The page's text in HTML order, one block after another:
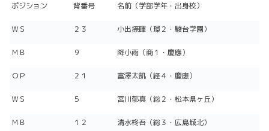
ポジション 背番号 名前（学部学年・出身校）
ＷＳ ２３ 小出捺暉（環２・駿台学園）
ＭＢ ９ 降小雨（商１・慶應）
ＯＰ ２１ 富澤太凱（経４・慶應）
ＷＳ ５ 宮川郁真（総２・松本県ヶ丘）
ＭＢ １２ 清水柊吾（総３・広島城北）